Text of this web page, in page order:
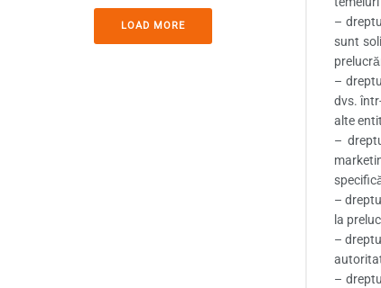
LOAD MORE
–
sunt
–
dvs.
alte
–
–
la
–
–